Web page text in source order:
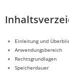
Einleitung und
Anwendungsbereich
Rechtsgrundlagen
Speicherdauer